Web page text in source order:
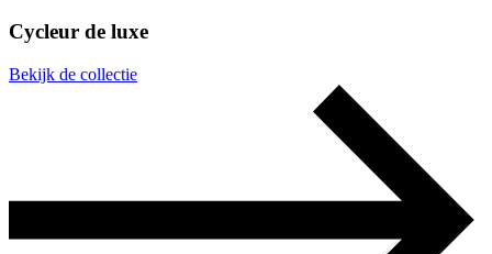
Cycleur de luxe
Bekijk de collectie